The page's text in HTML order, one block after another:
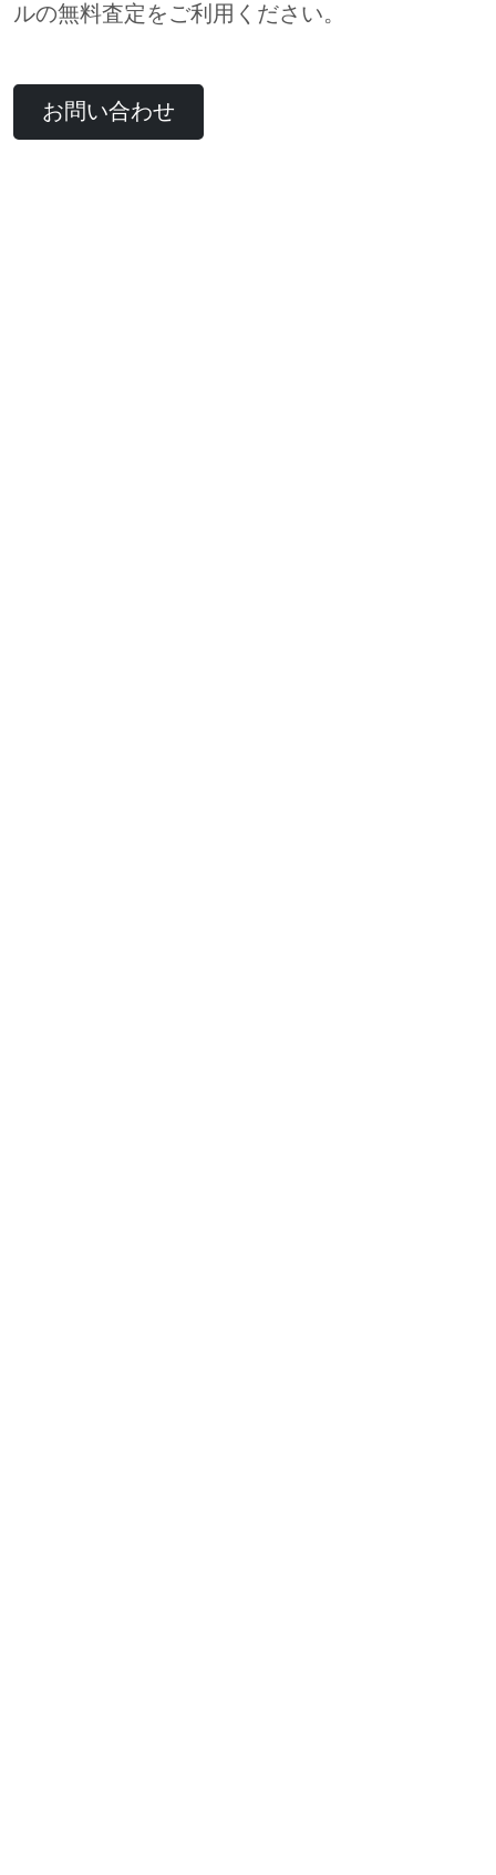
ルの無料査定をご利用ください。
お問い合わせ